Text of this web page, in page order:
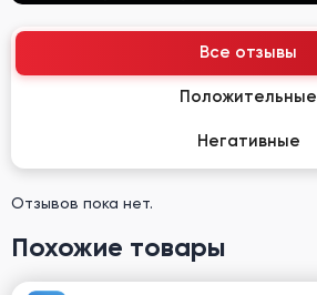
Все отзывы
Положительные
Негативные
Отзывов пока нет.
Похожие товары